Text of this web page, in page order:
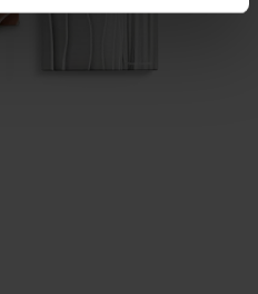
z innymi informacjami,
w przeszłości lub które
informacji na temat celów